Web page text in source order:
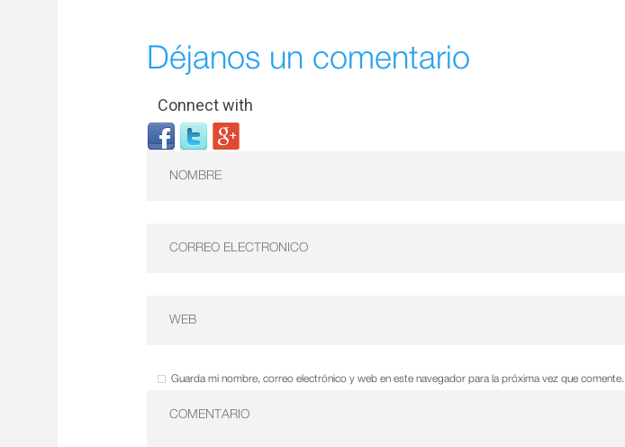
Déjanos un comentario
Connect with
Guarda mi nombre, correo electrónico y web en este navegador para la próxima vez que comente.